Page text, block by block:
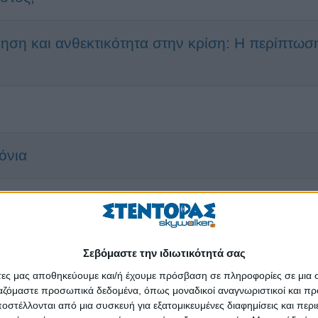
Σεβόμαστε την ιδιωτικότητά σας
μας αποθηκεύουμε και/ή έχουμε πρόσβαση σε πληροφορίες σε
προσωπικά δεδομένα, όπως μοναδικοί αναγνωριστικοί και
από μια συσκευή για εξατομικευμένες διαφημίσεις και
και ανθεκτικότητα στην κρίση: Η
επιχειρηματικότητας το 2018
στόχαστρο του υπουργείου Εργασίας